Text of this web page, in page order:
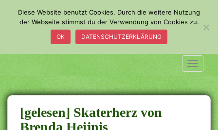
a
i
n
c
o
[gelesen] Skaterherz von
Brenda Heijnis
Diese Website benutzt Cookies. Durch die weitere Nutzung
der Webseite stimmst du der Verwendung von Cookies zu.
OK DATENSCHUTZERKLÄRUNG